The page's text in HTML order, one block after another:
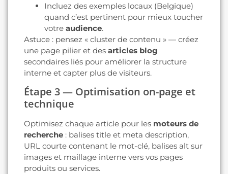
Incluez des exemples locaux (Belgique)
quand c’est pertinent pour mieux toucher
votre audience.
Astuce : pensez « cluster de contenu » — créez
une page pilier et des articles blog
secondaires liés pour améliorer la structure
interne et capter plus de visiteurs.
Étape 3 — Optimisation on-page et
technique
Optimisez chaque article pour les moteurs de
recherche : balises title et meta description,
URL courte contenant le mot-clé, balises alt sur
images et maillage interne vers vos pages
produits ou services.